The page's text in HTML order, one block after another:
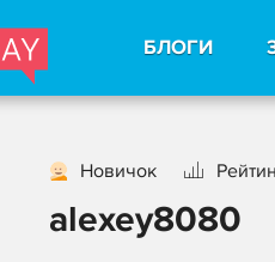
БЛОГИ
Новичок
alexey8080